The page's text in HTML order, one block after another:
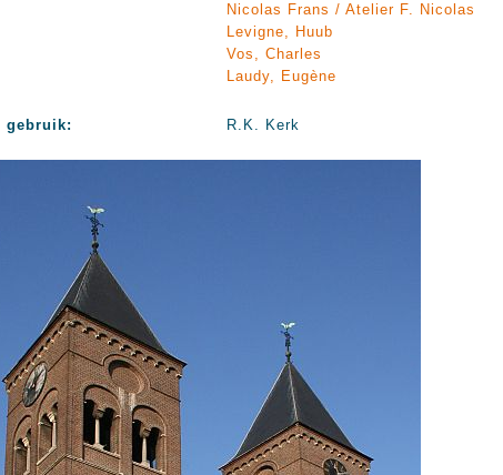
Nicolas Frans / Atelier F. Nicolas
Levigne, Huub
Vos, Charles
Laudy, Eugène
gebruik: R.K. Kerk